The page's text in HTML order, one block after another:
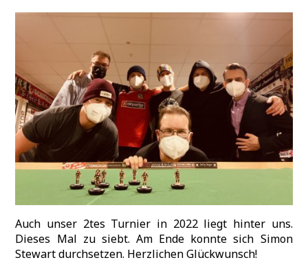
Auch unser 2tes Turnier in 2022 liegt hinter uns.
Dieses Mal zu siebt. Am Ende konnte sich Simon
Stewart durchsetzen. Herzlichen Glückwunsch!